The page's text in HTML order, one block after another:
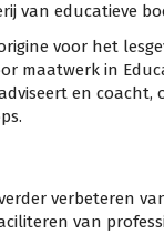
van educatieve
voor het
maatwerk in
en
verbeteren
van